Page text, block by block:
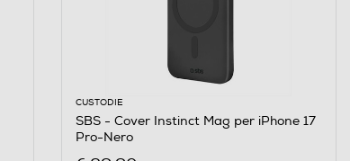
CUSTODIE
SBS - Cover Instinct Mag per iPhone 17
Pro-Nero